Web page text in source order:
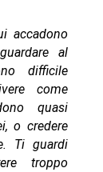
accadono
al
difficile
come
quasi
o credere
Ti guardi
troppo